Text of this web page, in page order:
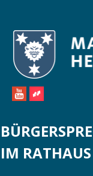
springen
IM RATHAUS